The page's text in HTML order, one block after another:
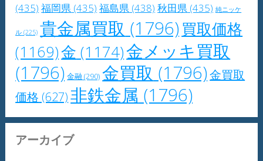
(435) 福岡県 (435) 福島県 (438) 秋田県 (435) 純ニッケ
ル (225) 貴金属買取 (1796)買取価格
(1169)金 (1174)金メッキ買取
(1796) 金融(290) 金買取 (1796)金買取
価格 (627)非鉄金属 (1796)
アーカイブ